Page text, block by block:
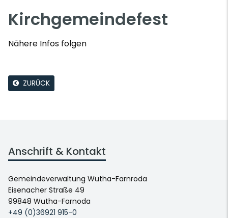
Kirchgemeindefest
Nähere Infos folgen
ZURÜCK
Anschrift & Kontakt
Gemeindeverwaltung Wutha-Farnroda
Eisenacher Straße 49
99848 Wutha-Farnoda
+49 (0)36921 915-0